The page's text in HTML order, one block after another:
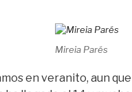
Mireia Parés
en veranito, aun